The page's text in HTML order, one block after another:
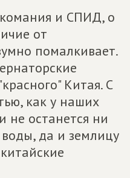
и СПИД, о
от
помалкивает.
Китая. С
как у наших
не останется ни
да и землицу